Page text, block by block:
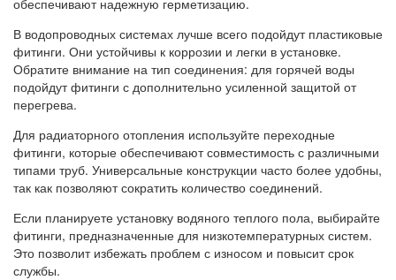
В водопроводных системах лучше всего подойдут пластиковые
фитинги. Они устойчивы к коррозии и легки в установке.
Обратите внимание на тип соединения: для горячей воды
подойдут фитинги с дополнительно усиленной защитой от
перегрева.
Для радиаторного отопления используйте переходные
фитинги, которые обеспечивают совместимость с различными
типами труб. Универсальные конструкции часто более удобны,
так как позволяют сократить количество соединений.
Если планируете установку водяного теплого пола, выбирайте
фитинги, предназначенные для низкотемпературных систем.
Это позволит избежать проблем с износом и повысит срок
службы.